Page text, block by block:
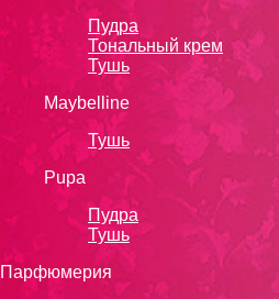
Пудра
Тональный крем
Тушь
Maybelline
Тушь
Pupa
Пудра
Тушь
Парфюмерия